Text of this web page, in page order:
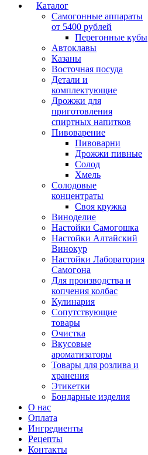
Каталог
Самогонные аппараты
от 5400 рублей
Перегонные кубы
Автоклавы
Казаны
Восточная посуда
Детали и
комплектующие
Дрожжи для
приготовления
спиртных напитков
Пивоварение
Пивоварни
Дрожжи пивные
Солод
Хмель
Солодовые
концентраты
Своя кружка
Виноделие
Настойки Самогошка
Настойки Алтайский
Винокур
Настойки Лаборатория
Самогона
Для производства и
копчения колбас
Кулинария
Сопутствующие
товары
Очистка
Вкусовые
ароматизаторы
Товары для розлива и
хранения
Этикетки
Бондарные изделия
О нас
Оплата
Ингредиенты
Рецепты
Контакты